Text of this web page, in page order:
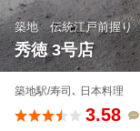
築地 伝統江戸前握り
秀徳 3号店
築地駅/寿司､ 日本料理
3.58